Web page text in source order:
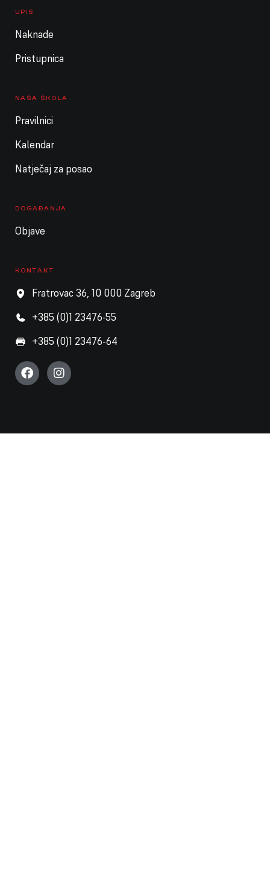
UPIS
Naknade
Pristupnica
NAŠA ŠKOLA
Pravilnici
Kalendar
Natječaj za posao
DOGAĐANJA
Objave
KONTAKT
Fratrovac 36, 10 000 Zagreb
+385 (0)1 23476-55
+385 (0)1 23476-64